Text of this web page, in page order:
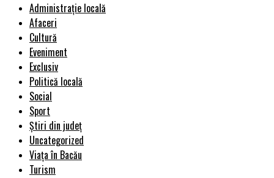
Administrație locală
Afaceri
Cultură
Eveniment
Exclusiv
Politică locală
Social
Sport
Știri din județ
Uncategorized
Viața în Bacău
Turism